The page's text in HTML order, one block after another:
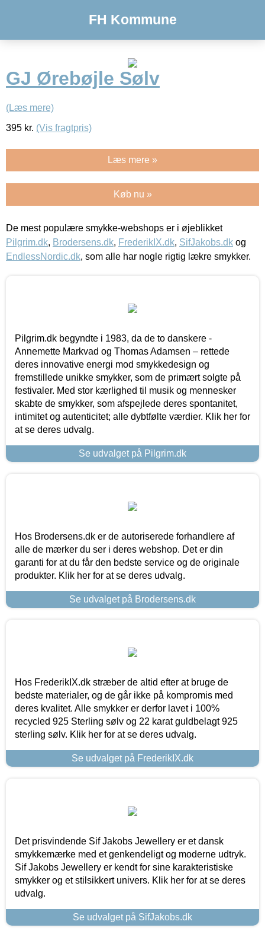
FH Kommune
GJ Ørebøjle Sølv
(Læs mere)
395 kr. (Vis fragtpris)
Læs mere »
Køb nu »
De mest populære smykke-webshops er i øjeblikket
Pilgrim.dk, Brodersens.dk, FrederikIX.dk, SifJakobs.dk og
EndlessNordic.dk, som alle har nogle rigtig lækre smykker.
Pilgrim.dk begyndte i 1983, da de to danskere -
Annemette Markvad og Thomas Adamsen – rettede
deres innovative energi mod smykkedesign og
fremstillede unikke smykker, som de primært solgte på
festivaler. Med stor kærlighed til musik og mennesker
skabte de smykker, som afspejlede deres spontanitet,
intimitet og autenticitet; alle dybtfølte værdier. Klik her for
at se deres udvalg.
Se udvalget på Pilgrim.dk
Hos Brodersens.dk er de autoriserede forhandlere af
alle de mærker du ser i deres webshop. Det er din
garanti for at du får den bedste service og de originale
produkter. Klik her for at se deres udvalg.
Se udvalget på Brodersens.dk
Hos FrederikIX.dk stræber de altid efter at bruge de
bedste materialer, og de går ikke på kompromis med
deres kvalitet. Alle smykker er derfor lavet i 100%
recycled 925 Sterling sølv og 22 karat guldbelagt 925
sterling sølv. Klik her for at se deres udvalg.
Se udvalget på FrederikIX.dk
Det prisvindende Sif Jakobs Jewellery er et dansk
smykkemærke med et genkendeligt og moderne udtryk.
Sif Jakobs Jewellery er kendt for sine karakteristiske
smykker og et stilsikkert univers. Klik her for at se deres
udvalg.
Se udvalget på SifJakobs.dk